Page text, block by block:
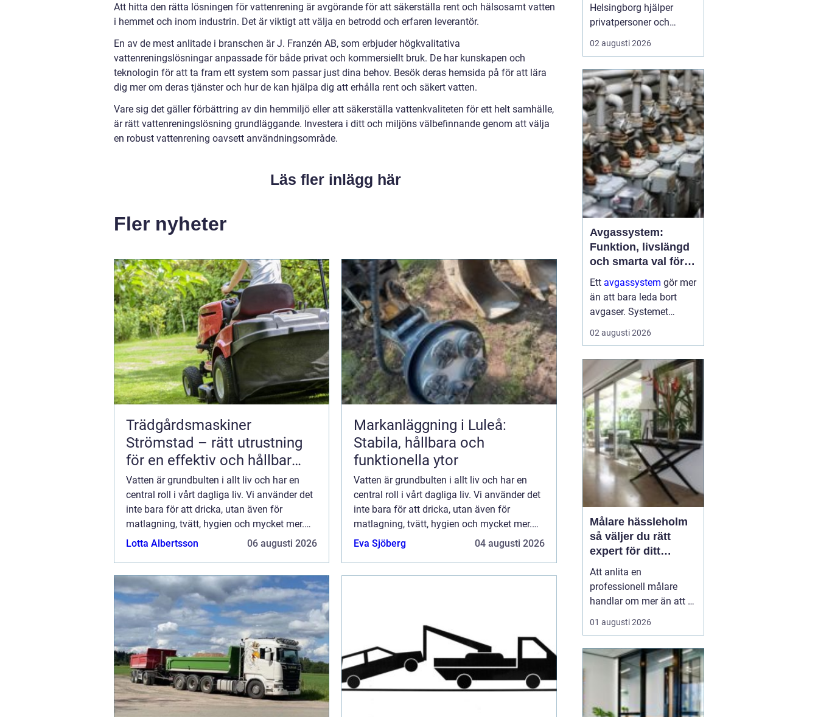
Att hitta den rätta lösningen för vattenrening är avgörande för att säkerställa rent och hälsosamt vatten
i hemmet och inom industrin. Det är viktigt att välja en betrodd och erfaren leverantör.
En av de mest anlitade i branschen är J. Franzén AB, som erbjuder högkvalitativa
vattenreningslösningar anpassade för både privat och kommersiellt bruk. De har kunskapen och
teknologin för att ta fram ett system som passar just dina behov. Besök deras hemsida på för att lära
dig mer om deras tjänster och hur de kan hjälpa dig att erhålla rent och säkert vatten.
Vare sig det gäller förbättring av din hemmiljö eller att säkerställa vattenkvaliteten för ett helt samhälle,
är rätt vattenreningslösning grundläggande. Investera i ditt och miljöns välbefinnande genom att välja
en robust vattenrening oavsett användningsområde.
Läs fler inlägg här
Fler nyheter
Trädgårdsmaskiner
Strömstad – rätt utrustning
för en effektiv och hållbar
trädgård
Vatten är grundbulten i allt liv och har en
central roll i vårt dagliga liv. Vi använder det
inte bara för att dricka, utan även för
matlagning, tvätt, hygien och mycket mer.
Därför är det av ytterst...
Lotta Albertsson 06 augusti 2026
Markanläggning i Luleå:
Stabila, hållbara och
funktionella ytor
Vatten är grundbulten i allt liv och har en
central roll i vårt dagliga liv. Vi använder det
inte bara för att dricka, utan även för
matlagning, tvätt, hygien och mycket mer.
Därför är det av ytterst...
Eva Sjöberg 04 augusti 2026
Helsingborg hjälper
privatpersoner och
företag med trygg, säker
och effektiv elservice.
enkla reparationer och
byte av uttag till
kompletta
elinstallationer,
felsökning vid akuta
fel,...
02 augusti 2026
Avgassystem:
Funktion, livslängd
och smarta val för
bilägare
Ett avgassystem gör mer
än att bara leda bort
avgaser. Systemet
dämpar ljud, minskar
skadliga utsläpp och
passagerare. När
avgassystemet fungerar
som det ...
02 augusti 2026
Målare hässleholm
så väljer du rätt
expert för ditt
måleriprojekt
Att anlita en
professionell målare
handlar om mer än att få
nya färger på väggarna.
En kunnig hantverkare
på husets ytor, höja
värdet på bostaden och
skapa miljöer som
känns både lugna och
01 augusti 2026